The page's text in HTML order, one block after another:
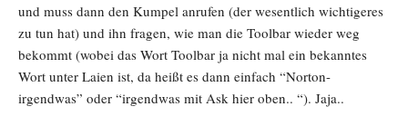
und muss dann den Kumpel anrufen (der wesentlich wichtigeres
zu tun hat) und ihn fragen, wie man die Toolbar wieder weg
bekommt (wobei das Wort Toolbar ja nicht mal ein bekanntes
Wort unter Laien ist, da heißt es dann einfach “Norton-
irgendwas” oder “irgendwas mit Ask hier oben.. “). Jaja..